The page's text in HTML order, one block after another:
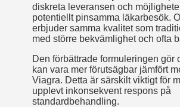
diskreta leveransen och
potentiellt pinsamma läkarbesök.
erbjuder samma kvalitet som
med större bekvämlighet och ofta
Den förbättrade formuleringen gör
kan vara mer förutsägbar jämfört
Viagra. Detta är särskilt viktigt för
upplevt inkonsekvent respons på
standardbehandling.